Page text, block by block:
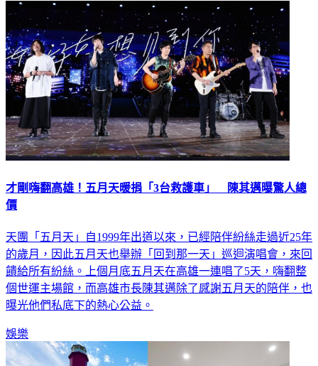
才剛嗨翻高雄！五月天暖捐「3台救護車」 陳其邁曝驚人總
價
天團「五月天」自1999年出道以來，已經陪伴紛絲走過近25年
的歲月，因此五月天也舉辦「回到那一天」巡迴演唱會，來回
饋給所有紛絲。上個月底五月天在高雄一連唱了5天，嗨翻整
個世運主場館，而高雄市長陳其邁除了感謝五月天的陪伴，也
曝光他們私底下的熱心公益。
娛樂